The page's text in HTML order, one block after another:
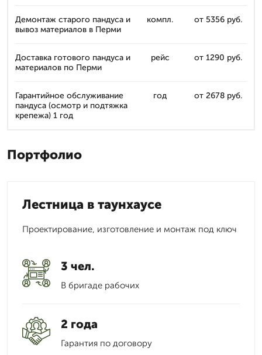
Демонтаж старого пандуса и
вывоз материалов в Перми
компл. от 5356 руб.
Доставка готового пандуса и
материалов по Перми
рейс от 1290 руб.
Гарантийное обслуживание
пандуса (осмотр и подтяжка
крепежа) 1 год
год от 2678 руб.
Портфолио
Лестница в таунхаусе
Проектирование, изготовление и монтаж под ключ
3 чел.
В бригаде рабочих
2 года
Гарантия по договору